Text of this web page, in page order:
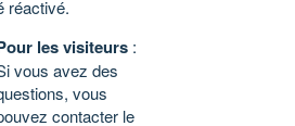
réactivé.
les visiteurs :
vous avez des
vous
contacter le